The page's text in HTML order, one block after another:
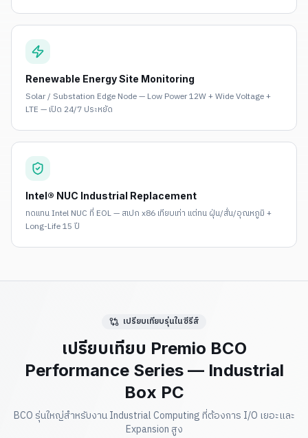
Renewable Energy Site Monitoring
Solar / Substation Edge Node — Low Power 12W + Wide Voltage +
LTE — เปิด 24/7 ประหยัด
Intel® NUC Industrial Replacement
ทดแทน Intel NUC ที่ EOL — สเปก x86 เทียบเท่า แต่ทน ฝุ่น/สั่น/อุณหภูมิ +
Long-Life 15 ปี
เปรียบเทียบรุ่นในซีรีส์
เปรียบเทียบ Premio BCO
Performance Series — Industrial
Box PC
BCO รุ่นใหญ่สำหรับงาน Industrial Computing ที่ต้องการ I/O เยอะและ
Expansion สูง